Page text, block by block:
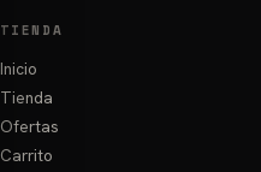
TIENDA
Inicio
Tienda
Ofertas
Carrito